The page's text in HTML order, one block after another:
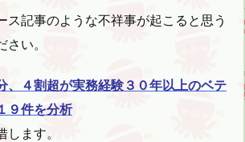
ス記事のような不祥事が起こると思う
い。
、４割超が実務経験３０年以上のベテ
９件を分析
ます。